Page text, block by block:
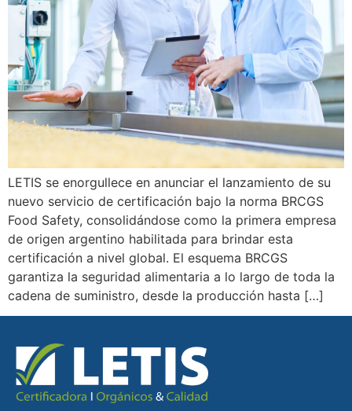
LETIS se enorgullece en anunciar el lanzamiento de su
nuevo servicio de certificación bajo la norma BRCGS
Food Safety, consolidándose como la primera empresa
de origen argentino habilitada para brindar esta
certificación a nivel global. El esquema BRCGS
garantiza la seguridad alimentaria a lo largo de toda la
cadena de suministro, desde la producción hasta […]